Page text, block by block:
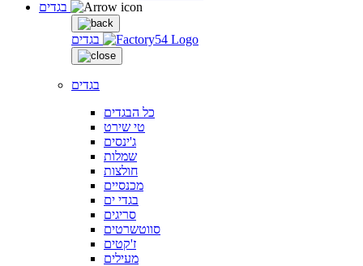
בגדים
בגדים
כל הבגדים
טי שירט
ג'ינסים
שמלות
חולצות
מכנסיים
בגדי ים
סריגים
סווטשרטים
ז'קטים
מעילים